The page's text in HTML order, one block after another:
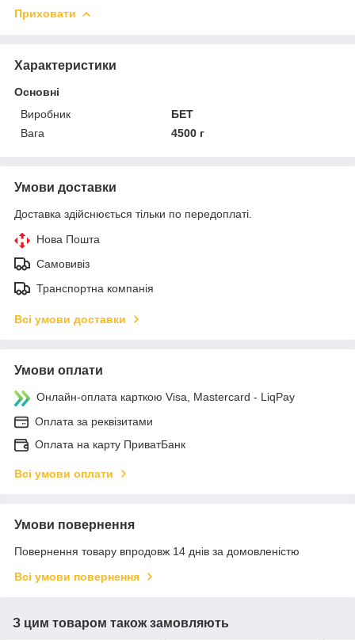
Приховати
Характеристики
Основні
Виробник
БЕТ
Вага
4500 г
Умови доставки
Доставка здійснюється тільки по передоплаті.
Нова Пошта
Самовивіз
Транспортна компанія
Всі умови доставки
Умови оплати
Онлайн-оплата карткою Visa, Mastercard - LiqPay
Оплата за реквізитами
Оплата на карту ПриватБанк
Всі умови оплати
Умови повернення
Повернення товару впродовж 14 днів за домовленістю
Всі умови повернення
З цим товаром також замовляють